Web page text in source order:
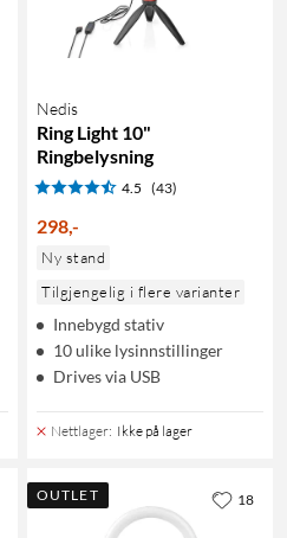
Nedis
Ring Light 10"
Ringbelysning
4.5 (43)
298,-
Ny stand
Tilgjengelig i flere varianter
Innebygd stativ
10 ulike lysinnstillinger
Drives via USB
Nettlager: Ikke på lager
OUTLET 18